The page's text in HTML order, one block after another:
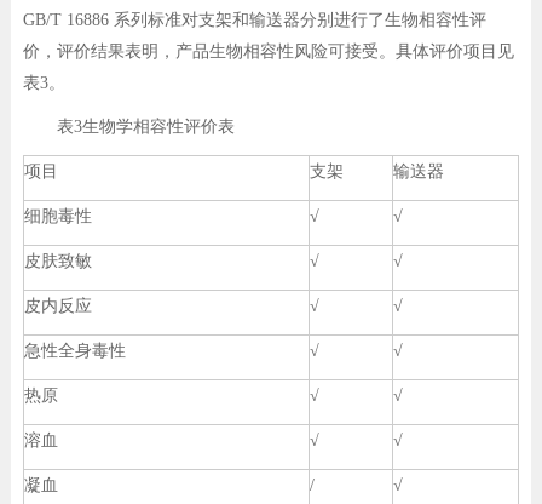
GB/T 16886 系列标准对支架和输送器分别进行了生物相容性评
价，评价结果表明，产品生物相容性风险可接受。具体评价项目见
表3。
表3生物学相容性评价表
项目 支架 输送器
细胞毒性 √ √
皮肤致敏 √ √
皮内反应 √ √
急性全身毒性 √ √
热原 √ √
溶血 √ √
凝血 / √